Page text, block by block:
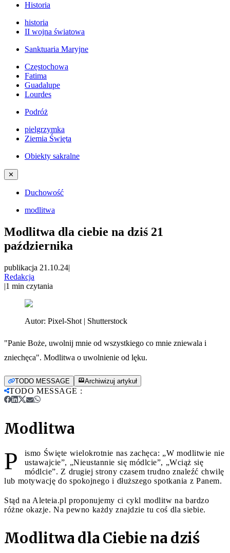
Historia
historia
II wojna światowa
Sanktuaria Maryjne
Częstochowa
Fatima
Guadalupe
Lourdes
Podróż
pielgrzymka
Ziemia Święta
Obiekty sakralne
✕
Duchowość
modlitwa
Modlitwa dla ciebie na dziś 21
października
publikacja 21.10.24|
Redakcja
|1 min czytania
Autor: Pixel-Shot | Shutterstock
"Panie Boże, uwolnij mnie od wszystkiego co mnie zniewala i
zniechęca". Modlitwa o uwolnienie od lęku.
TODO MESSAGE Archiwizuj artykuł
TODO MESSAGE :
Modlitwa
P
ismo Święte wielokrotnie nas zachęca: „W modlitwie nie
ustawajcie”, „Nieustannie się módlcie”, „Wciąż się
módlcie”. Z drugiej strony czasem trudno znaleźć chwilę
lub motywację do spokojnego i dłuższego spotkania z Panem.
Stąd na Aleteia.pl proponujemy ci cykl modlitw na bardzo
różne okazje. Na pewno każdy znajdzie tu coś dla siebie.
Modlitwa dla Ciebie na dziś